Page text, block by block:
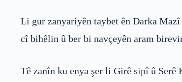
Li gur zanyariyên taybet ên Darka
cî bihêlin û ber bi navçeyên aram
Tê zanîn ku enya şer li Girê sipî û Serê